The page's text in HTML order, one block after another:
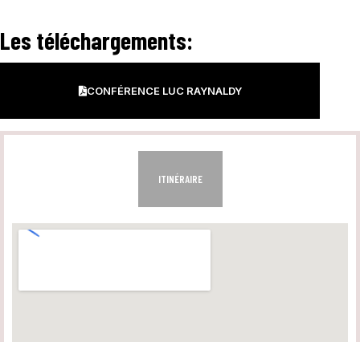
Les téléchargements:
CONFÉRENCE LUC RAYNALDY
ITINÉRAIRE